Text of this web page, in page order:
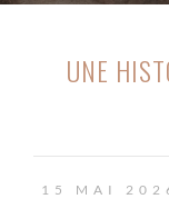
UNE
15 MAI